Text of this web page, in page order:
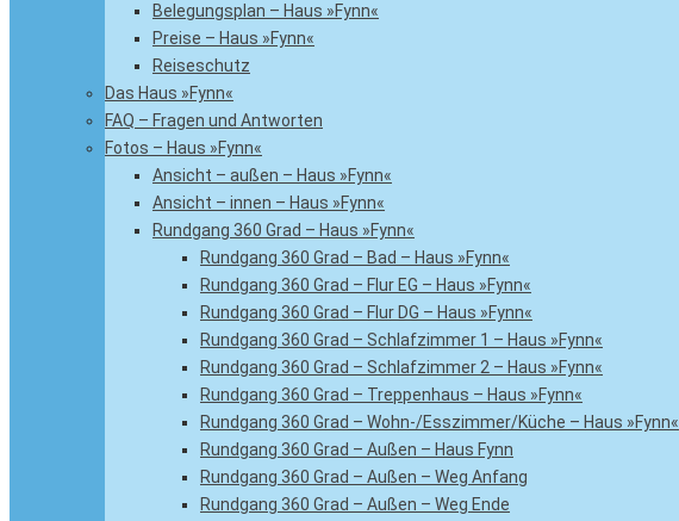
Belegungsplan – Haus »Fynn«
Preise – Haus »Fynn«
Reiseschutz
Das Haus »Fynn«
FAQ – Fragen und Antworten
Fotos – Haus »Fynn«
Ansicht – außen – Haus »Fynn«
Ansicht – innen – Haus »Fynn«
Rundgang 360 Grad – Haus »Fynn«
Rundgang 360 Grad – Bad – Haus »Fynn«
Rundgang 360 Grad – Flur EG – Haus »Fynn«
Rundgang 360 Grad – Flur DG – Haus »Fynn«
Rundgang 360 Grad – Schlafzimmer 1 – Haus »Fynn«
Rundgang 360 Grad – Schlafzimmer 2 – Haus »Fynn«
Rundgang 360 Grad – Treppenhaus – Haus »Fynn«
Rundgang 360 Grad – Wohn-/Esszimmer/Küche – Haus »Fynn«
Rundgang 360 Grad – Außen – Haus Fynn
Rundgang 360 Grad – Außen – Weg Anfang
Rundgang 360 Grad – Außen – Weg Ende